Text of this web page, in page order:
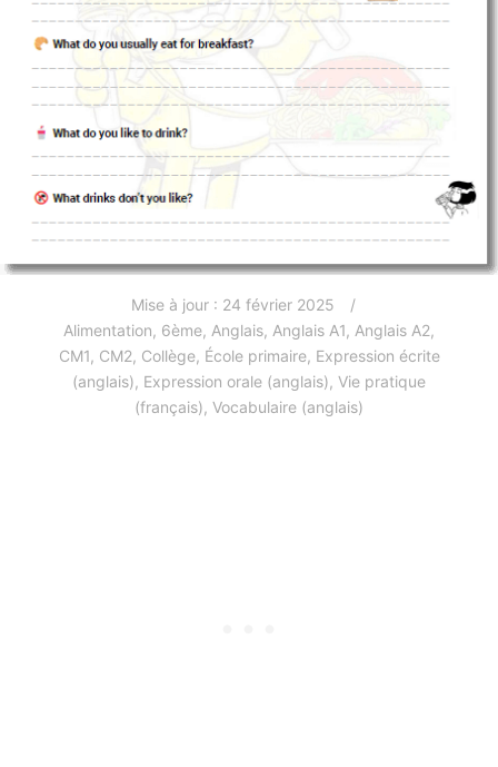
Mise à jour : 24 février 2025
Alimentation, 6ème, Anglais, Anglais A1, Anglais A2,
CM1, CM2, Collège, École primaire, Expression écrite
(anglais), Expression orale (anglais), Vie pratique
(français), Vocabulaire (anglais)